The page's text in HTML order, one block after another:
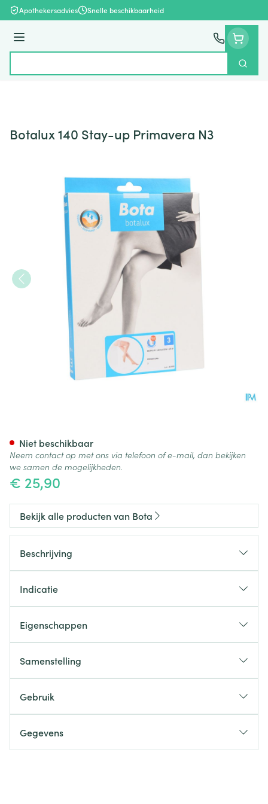
Ga naar de inhoud
Apothekersadvies Snelle beschikbaarheid
Menu
Zoek
Botalux 140 Stay-up Primavera N3
€ 25,90
Niet beschikbaar
Neem contact op met ons via telefoon of e-mail, dan bekijken
we samen de mogelijkheden.
Bekijk alle producten van Bota
Beschrijving
Indicatie
Eigenschappen
Samenstelling
Gebruik
Gegevens